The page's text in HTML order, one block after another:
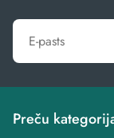
Preču